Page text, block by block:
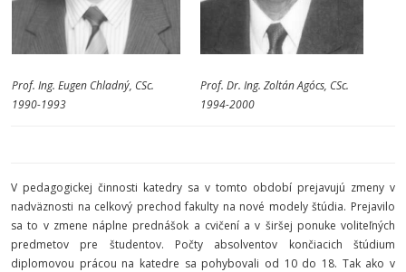
Prof. Ing. Eugen Chladný, CSc.
1990-1993
Prof. Dr. Ing. Zoltán Agócs, CSc.
1994-2000
V pedagogickej činnosti katedry sa v tomto období prejavujú zmeny v
nadväznosti na celkový prechod fakulty na nové modely štúdia. Prejavilo
sa to v zmene náplne prednášok a cvičení a v širšej ponuke voliteľných
predmetov pre študentov. Počty absolventov končiacich štúdium
diplomovou prácou na katedre sa pohybovali od 10 do 18. Tak ako v